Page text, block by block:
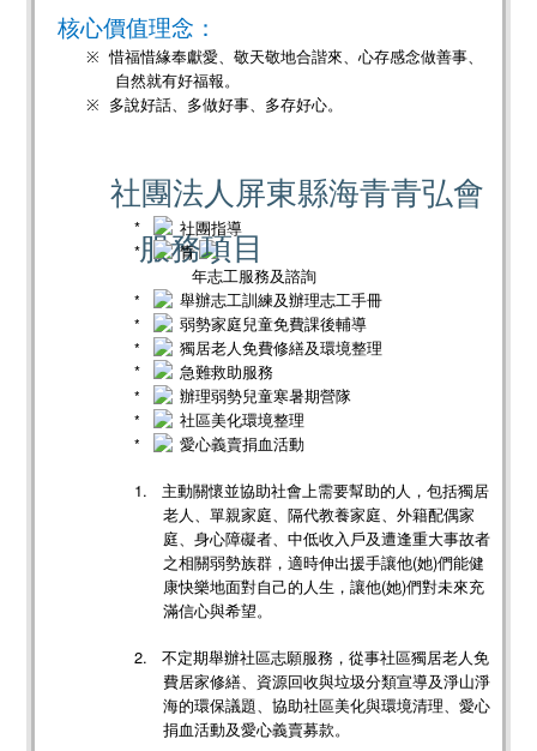
核心價值理念：
※
惜福惜緣奉獻愛、敬天敬地合諧來、心存感念做善事、
自然就有好福報。
※
多說好話、多做好事、多存好心。
社團法人屏東縣海青青弘會
服務項目
社團指導
青
年志工服務及諮詢
舉辦志工訓練及辦理志工手冊
弱勢家庭兒童免費課後輔導
獨居老人免費修繕及環境整理
急難救助服務
辦理弱勢兒童寒暑期營隊
社區美化環境整理
愛心義賣捐血活動
1.
主動關懷並協助社會上需要幫助的人，包括獨居
老人、單親家庭、隔代教養家庭、外籍配偶家
庭、身心障礙者、中低收入戶及遭逢重大事故者
之相關弱勢族群，適時伸出援手讓他(她)們能健
康快樂地面對自己的人生，讓他(她)們對未來充
滿信心與希望。
2.
不定期舉辦社區志願服務，從事社區獨居老人免
費居家修繕、資源回收與垃圾分類宣導及淨山淨
海的環保議題、協助社區美化與環境清理、愛心
捐血活動及愛心義賣募款。